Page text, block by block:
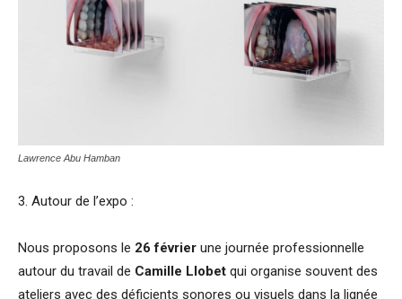
Lawrence Abu Hamban
3. Autour de l’expo :
Nous proposons le 26 février une journée professionnelle
autour du travail de Camille Llobet qui organise souvent des
ateliers avec des déficients sonores ou visuels dans la lignée